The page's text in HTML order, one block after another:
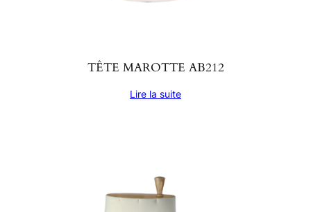
TÊTE MAROTTE AB212
Lire la suite